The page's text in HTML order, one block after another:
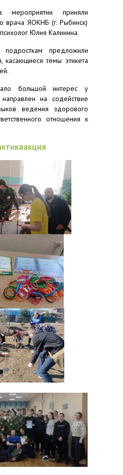
мероприятии приняли
врача ЯОКНБ (г. Рыбинск)
Юлия Калинина.
предложили
касающиеся темы этикета
большой интерес у
направлен на содействие
ведения здорового
отношения к